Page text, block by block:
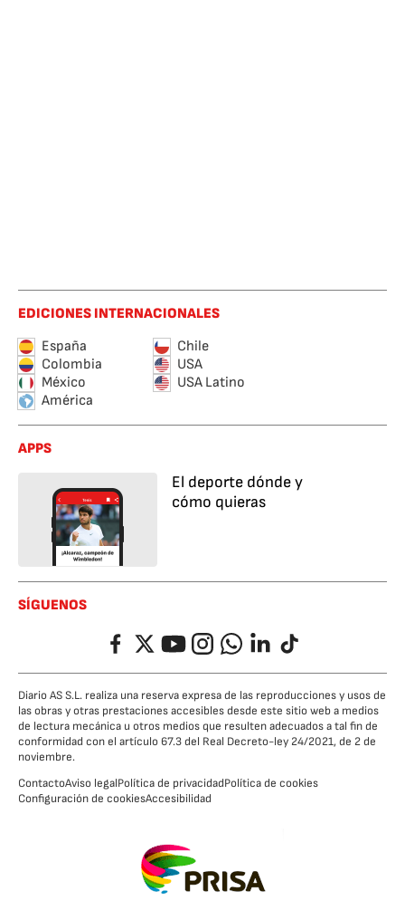
EDICIONES INTERNACIONALES
España
Chile
Colombia
USA
México
USA Latino
América
APPS
El deporte dónde y
cómo quieras
SÍGUENOS
FacebookTwitterYouTubeInstagramWhatsappLinkedIn
TikTok
Diario AS S.L. realiza una reserva expresa de las reproducciones y usos de
las obras y otras prestaciones accesibles desde este sitio web a medios
de lectura mecánica u otros medios que resulten adecuados a tal fin de
conformidad con el artículo 67.3 del Real Decreto-ley 24/2021, de 2 de
noviembre.
ContactoAviso legalPolítica de privacidadPolítica de cookies
Configuración de cookiesAccesibilidad